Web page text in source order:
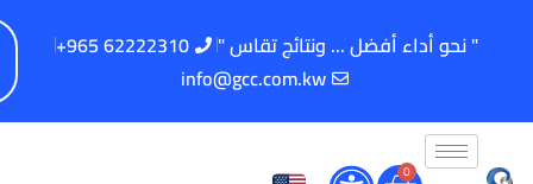
" نحو أداء أفضل ... ونتائج تقاس "
62222310 965+
info@gcc.com.kw
0